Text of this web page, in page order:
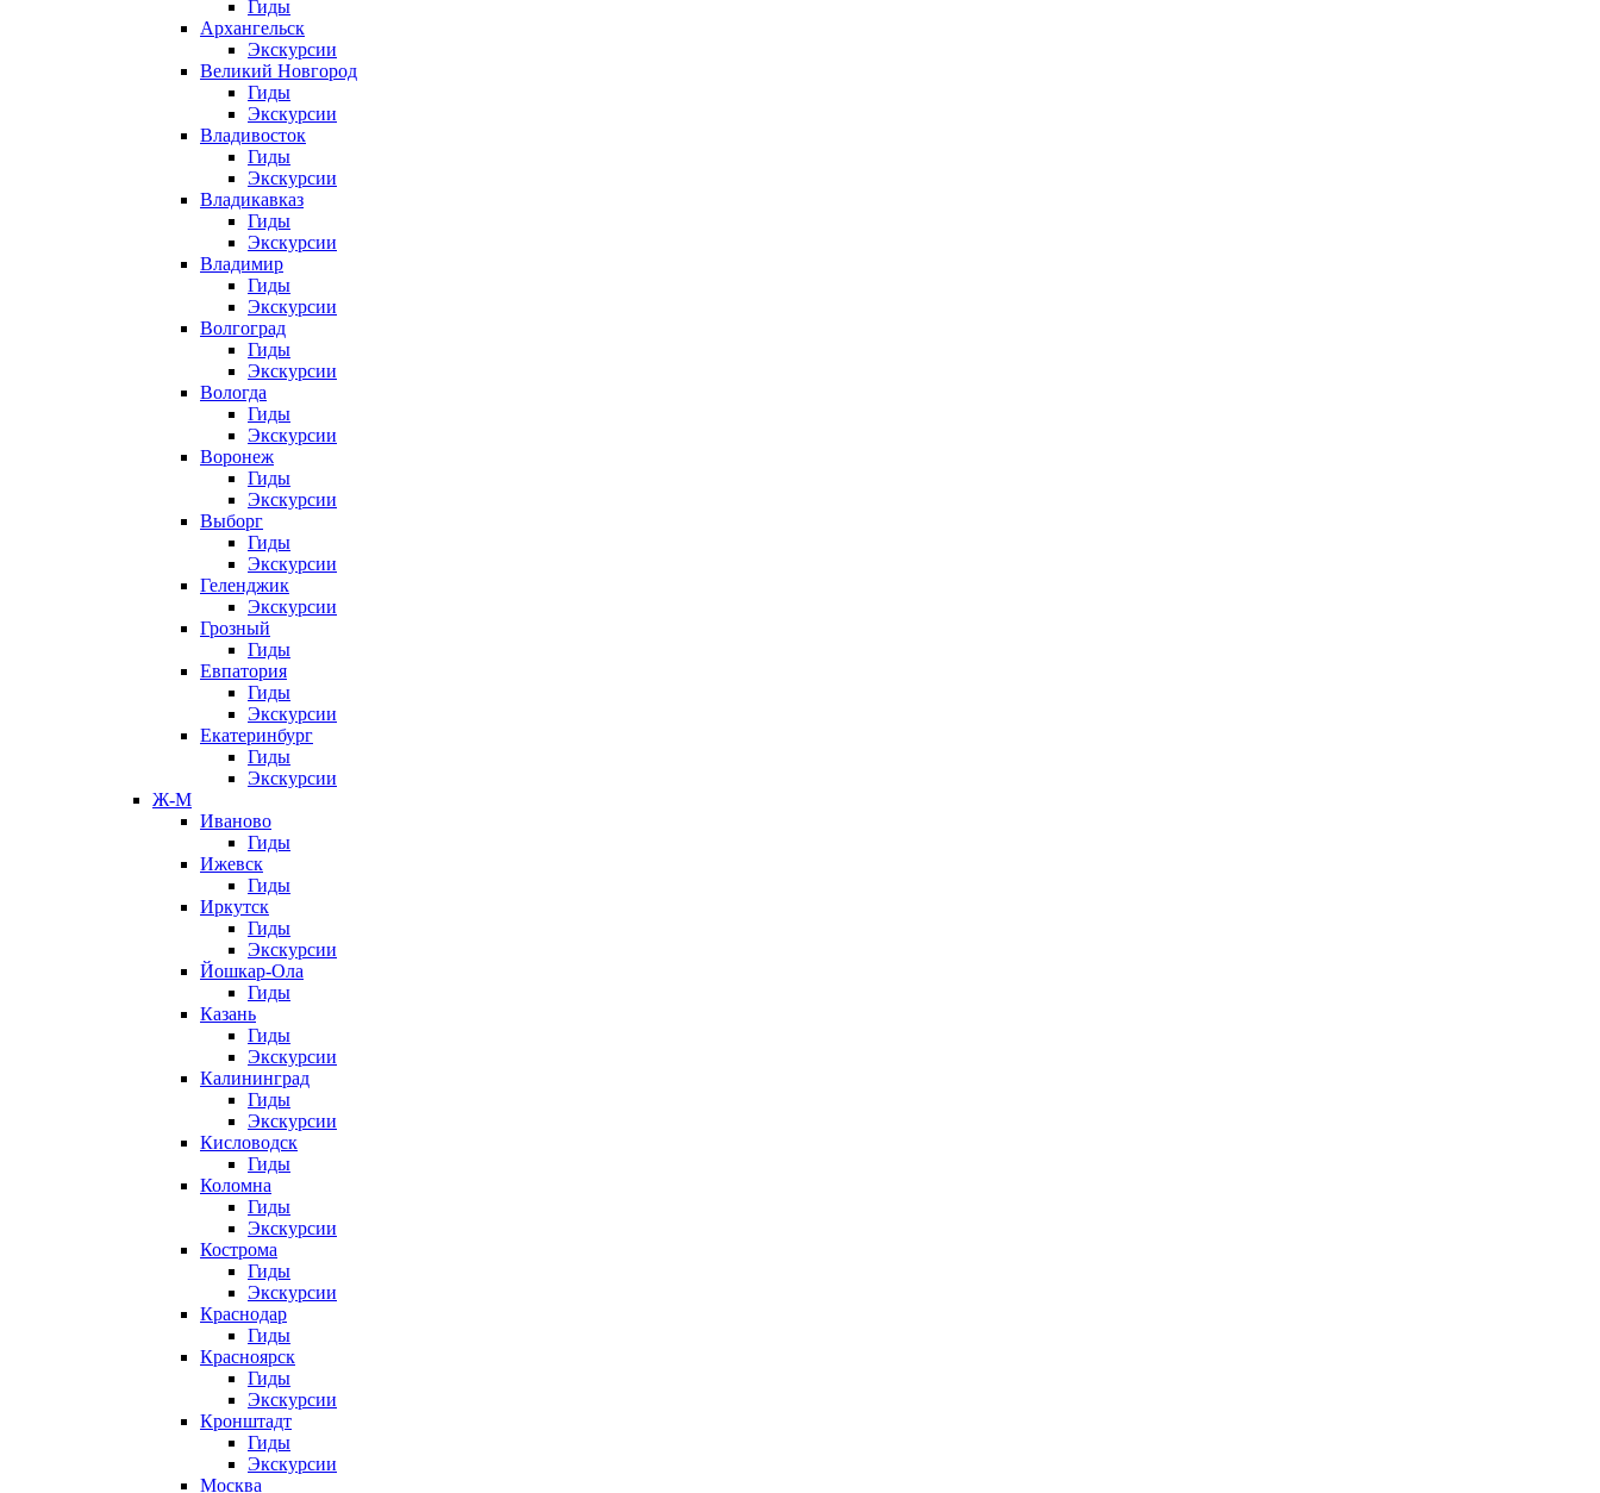
Гиды
Архангельск
Экскурсии
Великий Новгород
Гиды
Экскурсии
Владивосток
Гиды
Экскурсии
Владикавказ
Гиды
Экскурсии
Владимир
Гиды
Экскурсии
Волгоград
Гиды
Экскурсии
Вологда
Гиды
Экскурсии
Воронеж
Гиды
Экскурсии
Выборг
Гиды
Экскурсии
Геленджик
Экскурсии
Грозный
Гиды
Евпатория
Гиды
Экскурсии
Екатеринбург
Гиды
Экскурсии
Ж-М
Иваново
Гиды
Ижевск
Гиды
Иркутск
Гиды
Экскурсии
Йошкар-Ола
Гиды
Казань
Гиды
Экскурсии
Калининград
Гиды
Экскурсии
Кисловодск
Гиды
Коломна
Гиды
Экскурсии
Кострома
Гиды
Экскурсии
Краснодар
Гиды
Красноярск
Гиды
Экскурсии
Кронштадт
Гиды
Экскурсии
Москва